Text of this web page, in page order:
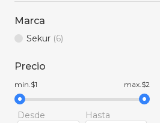
Marca
Sekur (6)
Precio
min.$1 max.$2
Desde Hasta